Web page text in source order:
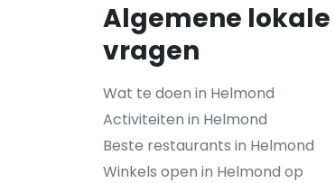
Algemene lokale
vragen
Wat te doen in Helmond
Activiteiten in Helmond
Beste restaurants in Helmond
Winkels open in Helmond op